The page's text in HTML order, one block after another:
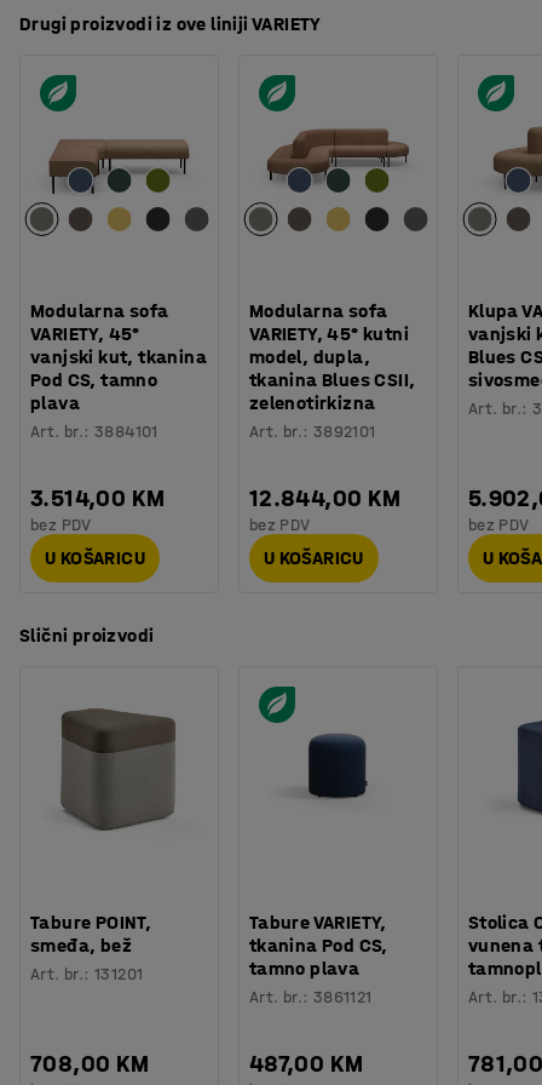
Drugi proizvodi iz ove liniji VARIETY
Modularna sofa
VARIETY, 45°
vanjski kut, tkanina
Pod CS, tamno
plava
Art. br.:3884101
3.514,00 KM
bez PDV
U KOŠARICU
Modularna sofa
VARIETY, 45° kutni
model, dupla,
tkanina Blues CSII,
zelenotirkizna
Art. br.: 3892101
12.844,00 KM
bez PDV
U KOŠARICU
Klupa
vanjski
Blues
Art. br.:
bez PDV
U
Slični proizvodi
Tabure POINT,
smeđa, bež
Art. br.:131201
708,00 KM
Tabure VARIETY,
tkanina Pod CS,
tamno plava
Art. br.: 3861121
487,00 KM
Stolica
vunena
Art. br.: